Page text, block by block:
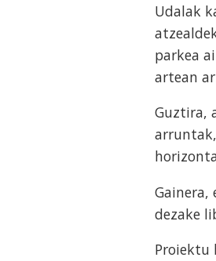
Udalak
parkea
artean
Guztira,
Gainera,
dezake
Proiektu